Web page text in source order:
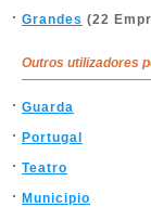
Grandes (22
Outros utilizadores
Guarda
Portugal
Teatro
Municipio